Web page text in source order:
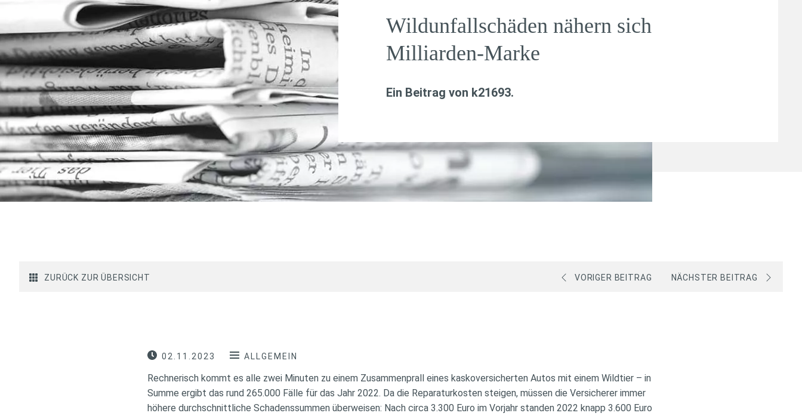
Wildunfallschäden nähern sich
Milliarden-Marke
Ein Beitrag von k21693.
ZURÜCK ZUR ÜBERSICHT VORIGER BEITRAG NÄCHSTER BEITRAG
02.11.2023 ALLGEMEIN
Rechnerisch kommt es alle zwei Minuten zu einem Zusammenprall eines kaskoversicherten Autos mit einem Wildtier – in
Summe ergibt das rund 265.000 Fälle für das Jahr 2022. Da die Reparaturkosten steigen, müssen die Versicherer immer
höhere durchschnittliche Schadenssummen überweisen: Nach circa 3.300 Euro im Vorjahr standen 2022 knapp 3.600 Euro